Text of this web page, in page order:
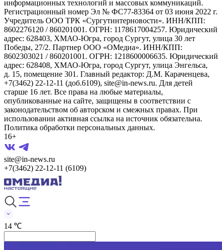
информационных технологий и массовых коммуникаций.
Регистрационный номер Эл № ФС77-83364 от 03 июня 2022 г.
Учредитель ООО ТРК «Сургутинтерновости». ИНН/КПП:
8602276120 / 860201001. ОГРН: 1178617004257. Юридический
адрес: 628403, ХМАО-Югра, город Сургут, улица 30 лет
Победы, 27/2. Партнер ООО «ОМедиа». ИНН/КПП:
8602303021 / 860201001. ОГРН: 1218600006635. Юридический
адрес: 628408, ХМАО-Югра, город Сургут, улица Энгельса,
д. 15, помещение 301. Главный редактор: Д.М. Караченцева,
+7(3462) 22-12-11 (доб.6109), site@in-news.ru. Для детей
старше 16 лет. Все права на любые материалы,
опубликованные на сайте, защищены в соответствии с
законодательством об авторском и смежных правах. При
использовании активная ссылка на источник обязательна.
Политика обработки персональных данных.
16+
site@in-news.ru
+7(3462) 22-12-11 (6109)
14 ℃